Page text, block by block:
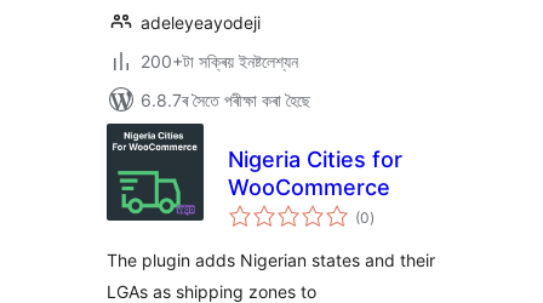
adeleyeayodeji
200+টা সক্ৰিয় ইনষ্টলেশ্যন
6.8.7ৰ সৈতে পৰীক্ষা কৰা হৈছে
Nigeria Cities for
WooCommerce
(0টা
মুঠ)
The plugin adds Nigerian states and their
LGAs as shipping zones to